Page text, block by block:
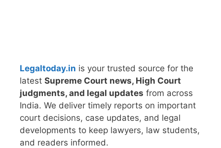
Legaltoday.in is your trusted source for the
latest Supreme Court news, High Court
judgments, and legal updates from across
India. We deliver timely reports on important
court decisions, case updates, and legal
developments to keep lawyers, law students,
and readers informed.